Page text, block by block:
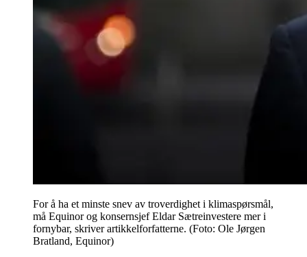
For å ha et minste snev av troverdighet i klimaspørsmål,
må Equinor og konsernsjef Eldar Sætreinvestere mer i
fornybar, skriver artikkelforfatterne. (Foto: Ole Jørgen
Bratland, Equinor)